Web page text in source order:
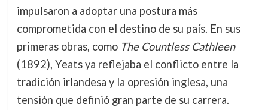
impulsaron a adoptar una postura más
comprometida con el destino de su país. En sus
primeras obras, como The Countless Cathleen
(1892), Yeats ya reflejaba el conflicto entre la
tradición irlandesa y la opresión inglesa, una
tensión que definió gran parte de su carrera.